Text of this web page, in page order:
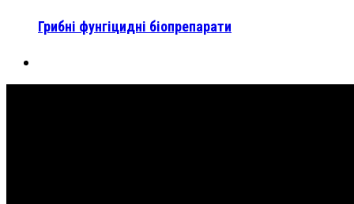
Грибні фунгіцидні біопрепарати